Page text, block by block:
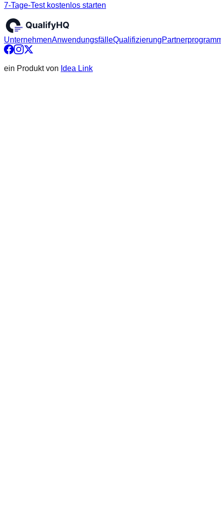
7-Tage-Test kostenlos starten
UnternehmenAnwendungsfälleQualifizierung
ein Produkt von Idea Link